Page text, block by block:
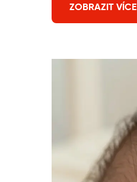
ZOBRAZIT VÍCE